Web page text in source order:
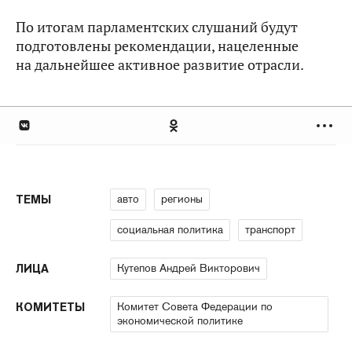
По итогам парламентских слушаний будут
подготовлены рекомендации, нацеленные
на дальнейшее активное развитие отрасли.
ТЕМЫ авто регионы
социальная политика транспорт
ЛИЦА Кутепов Андрей Викторович
КОМИТЕТЫ
Комитет Совета Федерации по
экономической политике